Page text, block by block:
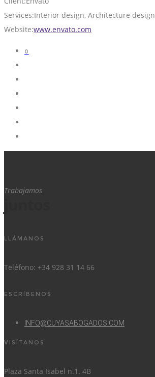
Services:Interior design, Architecture design
Website:www.envato.com
0
Trabajamos
LLÁMANOS
Teléfono: +34 928 31 14 66
ESCRÍBENOS
INFO@CUYASABOGADOS.COM
VISÍTANOS
Plaza Santa Isabel n.1. 4B